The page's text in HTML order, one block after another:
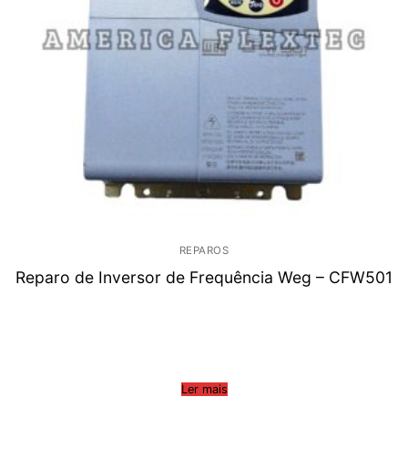
REPAROS
Reparo de Inversor de Frequência Weg – CFW501
Ler mais